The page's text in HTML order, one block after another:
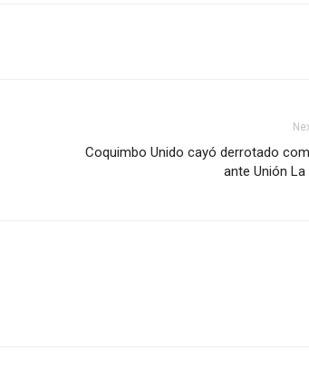
Coquimbo Unido cayó derrotado
ante Unión La